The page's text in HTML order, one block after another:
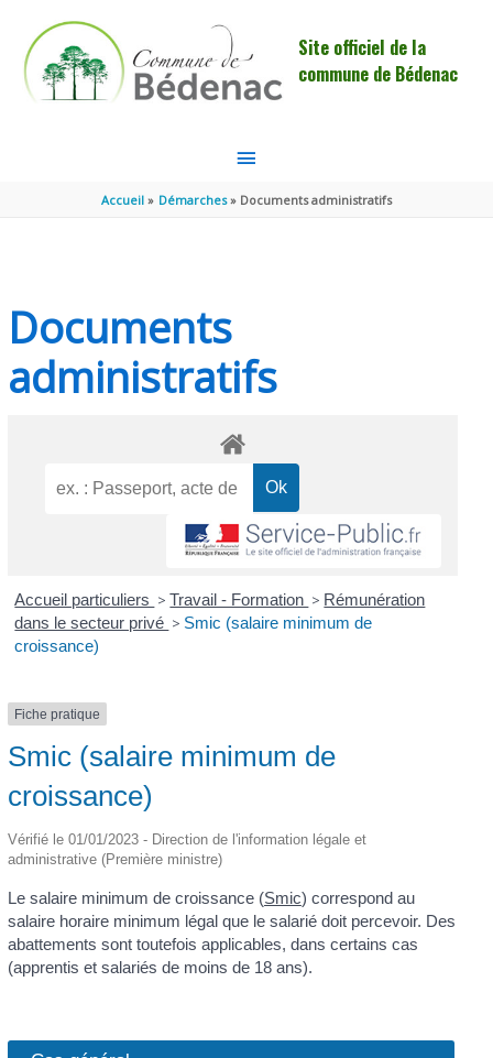
Site officiel de la
commune de Bédenac
MENU
PRINCIPAL
Accueil Démarches Documents administratifs
Documents
administratifs
Accueil particuliers > Travail - Formation > Rémunération
dans le secteur privé > Smic (salaire minimum de
croissance)
Fiche pratique
Smic (salaire minimum de
croissance)
Vérifié le 01/01/2023 - Direction de l'information légale et
administrative (Première ministre)
Le salaire minimum de croissance (Smic) correspond au
salaire horaire minimum légal que le salarié doit percevoir. Des
abattements sont toutefois applicables, dans certains cas
(apprentis et salariés de moins de 18 ans).